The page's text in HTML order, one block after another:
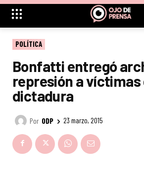
POLÍTICA
Bonfatti entregó
represión a víctimas
dictadura
Por ODP 23 marzo, 2015